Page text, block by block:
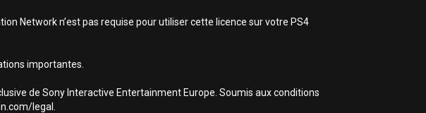
Network n’est pas requise pour utiliser cette licence sur votre PS4
importantes.
de Sony Interactive Entertainment Europe. Soumis aux conditions
legal.